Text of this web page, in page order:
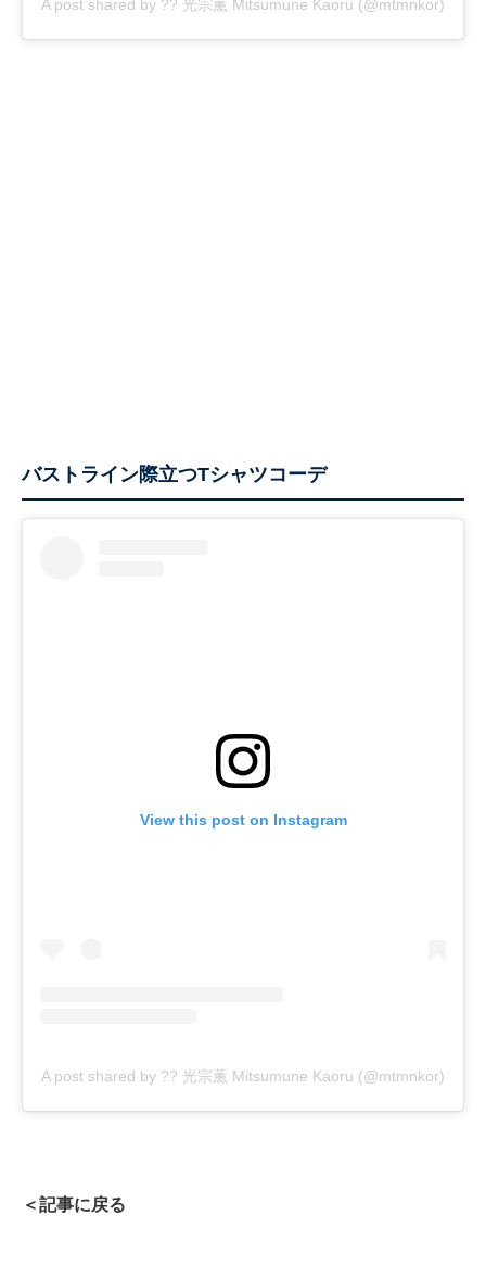
A post shared by ?? 光宗薫 Mitsumune Kaoru (@mtmnkor)
バストライン際立つTシャツコーデ
View this post on Instagram
A post shared by ?? 光宗薫 Mitsumune Kaoru (@mtmnkor)
＜記事に戻る